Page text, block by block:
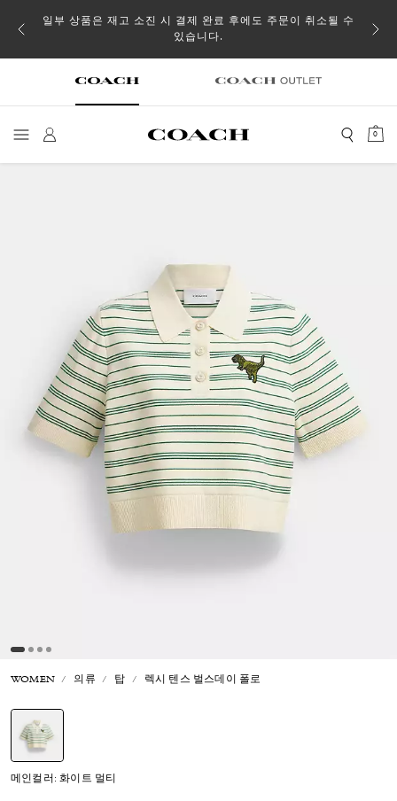
일부 상품은 재고 소진 시 결제 완료 후에도 주문이 취소될 수
있습니다.
0
WOMEN 의류 탑 렉시 텐스 벌스데이 폴로
메인컬러: 화이트 멀티